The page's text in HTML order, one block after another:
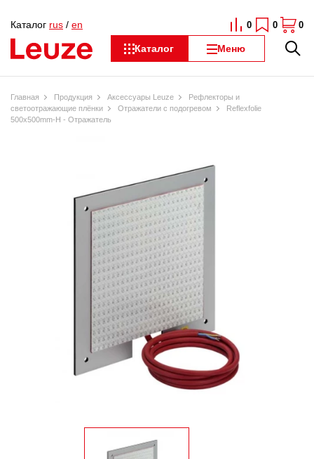
Каталог Меню
Каталог rus / en 0 0 0
Главная Продукция Аксессуары Leuze
Рефлекторы и
светоотражающие плёнки
Отражатели с подогревом
Reflexfolie
500x500mm-H - Отражатель